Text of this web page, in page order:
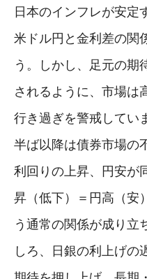
日本のインフレが安定
米ドル円と金利差の関
う。しかし、足元の期
されるように、市場は
行き過ぎを警戒してい
半ば以降は債券市場の
利回りの上昇、円安が
昇（低下）＝円高（安
う通常の関係が成り立
しろ、日銀の利上げの